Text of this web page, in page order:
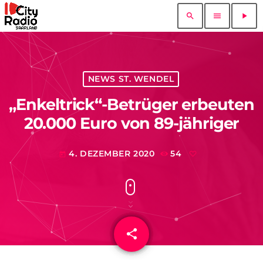
search menu play_arrow
NEWS ST. WENDEL
„Enkeltrick“-Betrüger erbeuten
20.000 Euro von 89-jähriger
today 4. DEZEMBER 2020 54
share
email